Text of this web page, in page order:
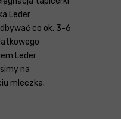
Leder
co ok. 3-6
Leder
na
mleczka.